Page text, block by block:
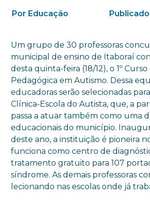
Por Educação
Um grupo de 30 professoras
municipal de ensino de Itaboraí
desta quinta-feira (18/12), o 1º
Pedagógica em Autismo. Dessa
educadoras serão selecionadas
Clínica-Escola do Autista, que, a
passa a atuar também como uma
educacionais do município.
deste ano, a instituição é pioneira
funciona como centro de
tratamento gratuito para 107
síndrome. As demais professoras
lecionando nas escolas onde já